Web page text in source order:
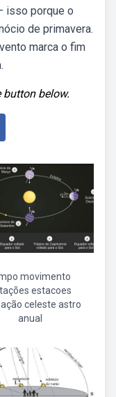
isso porque o
de primavera.
marca o fim
below.
movimento
estacoes
celeste astro
anual